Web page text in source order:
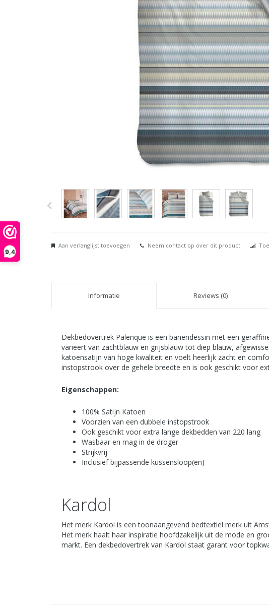
9,4
Aan verlanglijst toevoegen Neem contact op over dit product
Informatie Reviews (0)
Dekbedovertrek Palenque is een banendessin met een
varieert van zachtblauw en grijsblauw tot diep blauw,
katoensatijn van hoge kwaliteit en voelt heerlijk zacht en
instopstrook over de gehele breedte en is ook geschikt voor
Eigenschappen:
100% Satijn Katoen
Voorzien van een dubbele instopstrook
Ook geschikt voor extra lange dekbedden van 220 lang
Wasbaar en mag in de droger
Strijkvrij
Inclusief bijpassende kussensloop(en)
Kardol
Het merk Kardol is een toonaangevend bedtextiel merk uit
Het merk haalt haar inspiratie hoofdzakelijk uit de mode en
markt. Een dekbedovertrek van Kardol staat garant voor